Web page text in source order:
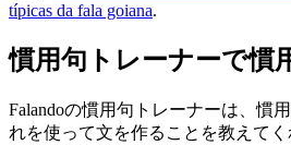
típicas da fala goiana.
慣用句トレーナーで慣
Falandoの慣用句トレーナーは、慣
れを使って文を作ることを教えて